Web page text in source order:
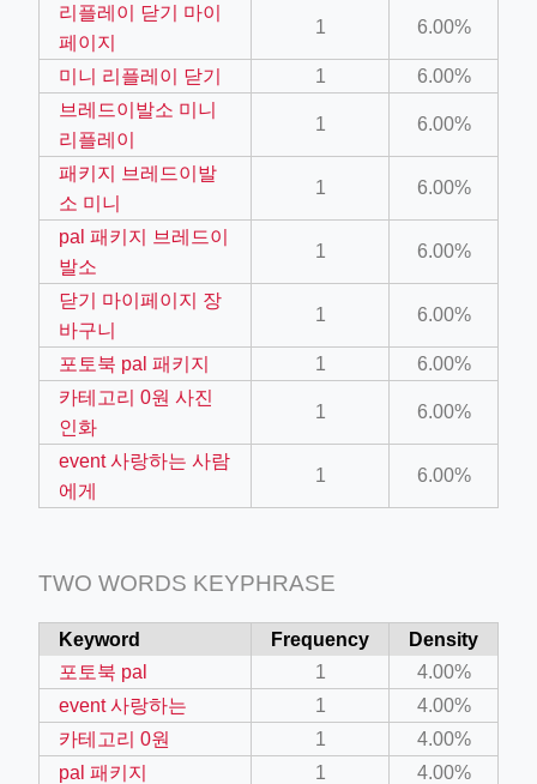
crew-neck-navy-blue/
리플레이 닫기 마이
페이지
1 6.00%
미니 리플레이 닫기 1
6.00%
브레드이발소 미니
리플레이
1 6.00%
패키지 브레드이발
소 미니
1 6.00%
pal 패키지 브레드이
발소
1 6.00%
닫기 마이페이지 장
바구니
1 6.00%
포토북 pal 패키지 1
6.00%
카테고리 0원 사진
인화
1 6.00%
event 사랑하는 사람
에게
1 6.00%
TWO WORDS KEYPHRASE
Keyword Frequency
Density
포토북 pal
1
4.00%
event 사랑하는
1
4.00%
카테고리 0원
1
4.00%
pal 패키지
1
4.00%